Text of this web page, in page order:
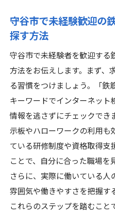
守谷市で未経験者
ェックする方法
守谷市の鉄筋工求
ポイント
未経験者歓迎守谷
用するコツ
守谷市で未経験か
人情報
守谷市で未経験から鉄
ンス
未経験から守谷市
方法
守谷市で未経験歓迎の
探す方法
守谷市で未経験者を歓迎する
方法をお伝えします。まず、
る習慣をつけましょう。「鉄
キーワードでインターネット
情報を逃さずにチェックでき
示板やハローワークの利用も
ている研修制度や資格取得支
ことで、自分に合った職場を
さらに、実際に働いている
雰囲気や働きやすさを把握す
これらのステップを踏むこ